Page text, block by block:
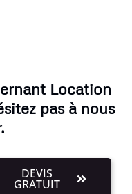
Location
pas à nous
DEVIS
GRATUIT